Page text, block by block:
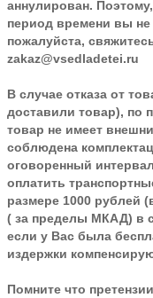
аннулирован.
период времени вы не
пожалуйста,
zakaz@vsedladetei.ru
В случае отказа от
доставили товар), по
товар не имеет
соблюдена
оговоренный
оплатить
размере 1000 рублей
( за пределы МКАД) в
если у Вас была
издержки
Помните что